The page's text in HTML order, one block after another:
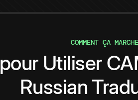
COMMENT ÇA MARCHE
pour Utiliser
Russian